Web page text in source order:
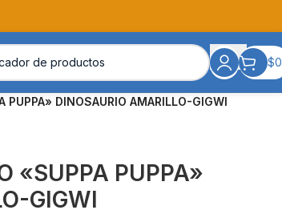
$0
PUPPA» DINOSAURIO AMARILLO-GIGWI
«SUPPA PUPPA»
GIGWI